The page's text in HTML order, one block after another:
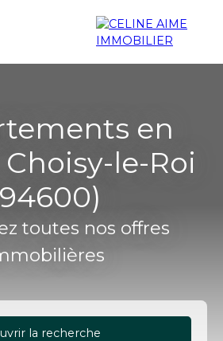
neuf Investissement neuf
en
le-Roi
toutes nos offres
la recherche